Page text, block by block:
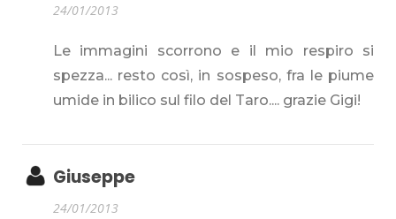
24/01/2013
Le immagini scorrono e il mio respiro si
spezza... resto così, in sospeso, fra le piume
umide in bilico sul filo del Taro.... grazie Gigi!
Giuseppe
24/01/2013